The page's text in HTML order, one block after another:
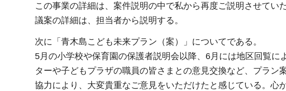
この事業の詳細は、案件説明の中で私から再度ご説明させてい
議案の詳細は、担当者から説明する。
次に「青木島こども未来プラン（案）」についてである。
5月の小学校や保育園の保護者説明会以降、6月には地区回覧に
ターや子どもプラザの職員の皆さまとの意見交換など、プラン
協力により、大変貴重なご意見をいただけたと感じている。心